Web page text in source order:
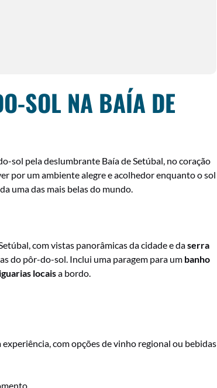
SOL NA BAÍA DE
sol pela deslumbrante Baía de Setúbal, no coração
por um ambiente alegre e acolhedor enquanto o sol
uma das mais belas do mundo.
com vistas panorâmicas da cidade e daserra
do pôr-do-sol. Inclui uma paragem para um banho
locaisa bordo.
experiência, com opções de vinho regional ou bebidas